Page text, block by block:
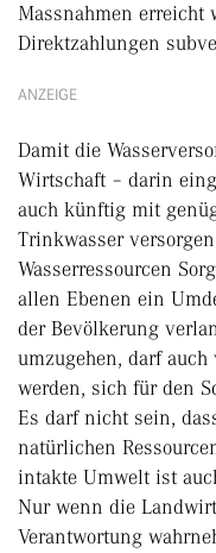
Massnahmen erreicht
Direktzahlungen
ANZEIGE
Damit die
Wirtschaft – darin
auch künftig mit
Trinkwasser
Wasserressourcen
allen Ebenen ein
der Bevölkerung
umzugehen, darf
werden, sich für den
Es darf nicht sein,
natürlichen
intakte Umwelt ist
Nur wenn die
Verantwortung